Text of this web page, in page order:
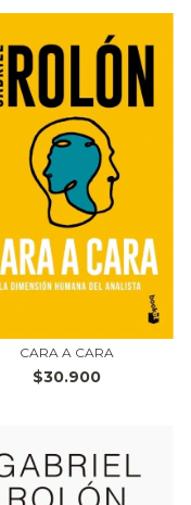
CARA A CARA
$30.900